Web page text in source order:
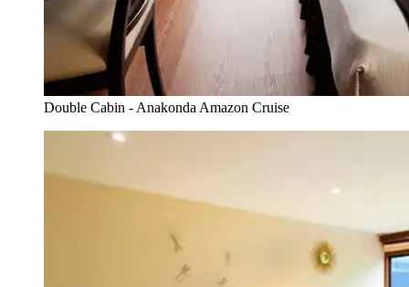
Double Cabin - Anakonda Amazon Cruise